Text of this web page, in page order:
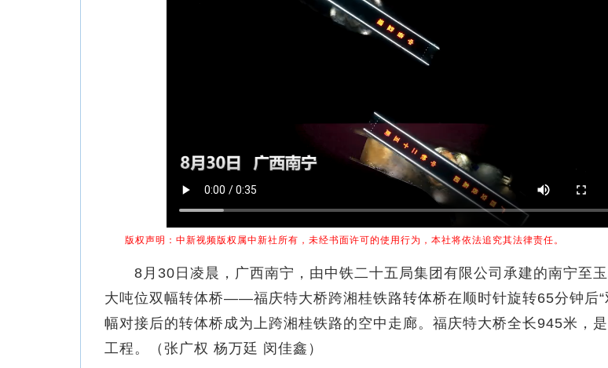
版权声明：中新视频版权属中新社所有，未经书面许可的使用行为，本社将依法追究其法律责任。
8月30日凌晨，广西南宁，由中铁二十五局集团有限公司承建的南宁至玉
大吨位双幅转体桥——福庆特大桥跨湘桂铁路转体桥在顺时针旋转65分钟后“
幅对接后的转体桥成为上跨湘桂铁路的空中走廊。福庆特大桥全长945米，
工程。（张广权 杨万廷 闵佳鑫）